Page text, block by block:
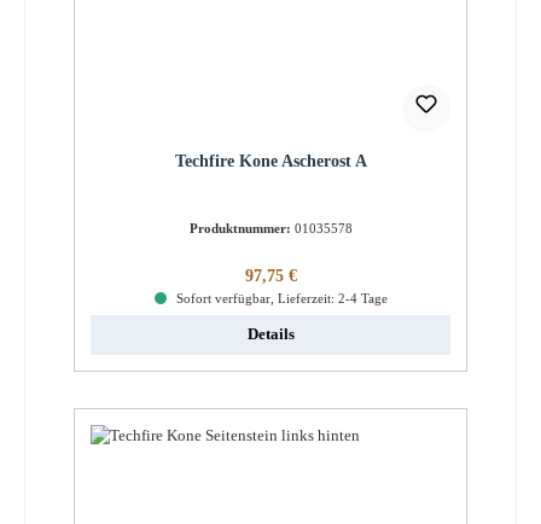
Techfire Kone Ascherost A
Produktnummer: 01035578
Regulärer Preis:
97,75 €
Sofort verfügbar, Lieferzeit: 2-4 Tage
Details